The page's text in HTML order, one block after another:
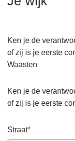
Ken je de
of zij is je eerste
Waasten
Ken je de
of zij is je eerste
Straat